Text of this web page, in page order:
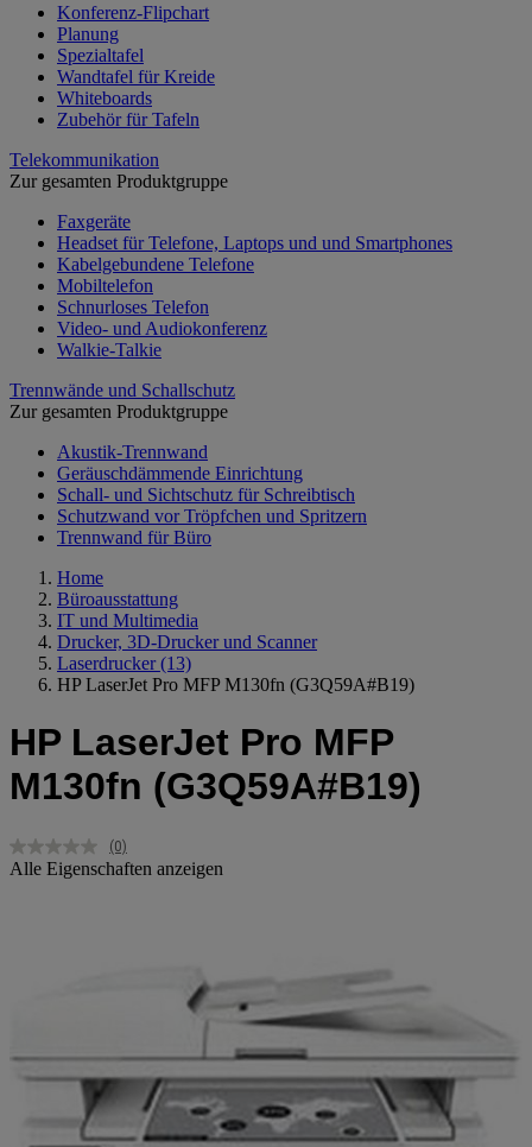
Konferenz-Flipchart
Planung
Spezialtafel
Wandtafel für Kreide
Whiteboards
Zubehör für Tafeln
Telekommunikation
Zur gesamten Produktgruppe
Faxgeräte
Headset für Telefone, Laptops und und Smartphones
Kabelgebundene Telefone
Mobiltelefon
Schnurloses Telefon
Video- und Audiokonferenz
Walkie-Talkie
Trennwände und Schallschutz
Zur gesamten Produktgruppe
Akustik-Trennwand
Geräuschdämmende Einrichtung
Schall- und Sichtschutz für Schreibtisch
Schutzwand vor Tröpfchen und Spritzern
Trennwand für Büro
Home
Büroausstattung
IT und Multimedia
Drucker, 3D-Drucker und Scanner
Laserdrucker (13)
HP LaserJet Pro MFP M130fn (G3Q59A#B19)
HP LaserJet Pro MFP
M130fn (G3Q59A#B19)
Kein
Beurteilungswert.
(0)
Alle Eigenschaften anzeigen